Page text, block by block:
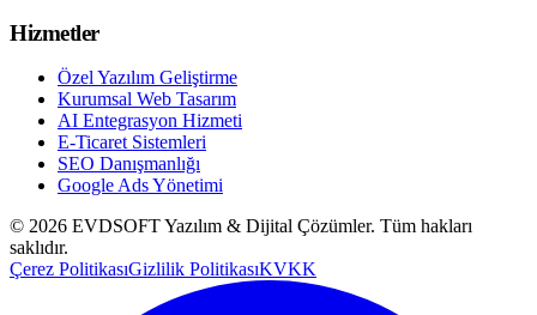
Hizmetler
Özel Yazılım Geliştirme
Kurumsal Web Tasarım
AI Entegrasyon Hizmeti
E-Ticaret Sistemleri
SEO Danışmanlığı
Google Ads Yönetimi
© 2026 EVDSOFT Yazılım & Dijital Çözümler. Tüm hakları
saklıdır.
Çerez PolitikasıGizlilik PolitikasıKVKK